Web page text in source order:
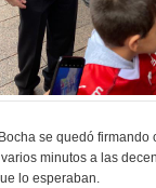
se quedó firmando
minutos a las
lo esperaban.